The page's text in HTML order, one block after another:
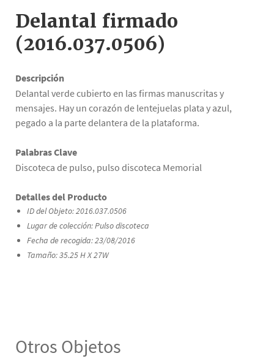
Delantal firmado
(2016.037.0506)
Descripción
Delantal verde cubierto en las firmas manuscritas y
mensajes. Hay un corazón de lentejuelas plata y azul,
pegado a la parte delantera de la plataforma.
Palabras Clave
Discoteca de pulso, pulso discoteca Memorial
Detalles del Producto
ID del Objeto: 2016.037.0506
Lugar de colección: Pulso discoteca
Fecha de recogida: 23/08/2016
Tamaño: 35.25 H X 27W
Otros Objetos